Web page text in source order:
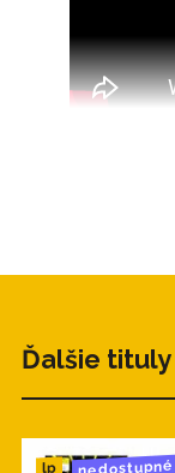
Ďalšie tituly
lp nedostupné